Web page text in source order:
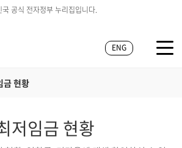
공식 전자정부 누리집입니다.
ENG
금 현황
저임금 현황